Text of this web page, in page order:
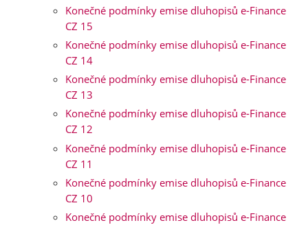
Konečné podmínky emise dluhopisů e-Finance
CZ 15
Konečné podmínky emise dluhopisů e-Finance
CZ 14
Konečné podmínky emise dluhopisů e-Finance
CZ 13
Konečné podmínky emise dluhopisů e-Finance
CZ 12
Konečné podmínky emise dluhopisů e-Finance
CZ 11
Konečné podmínky emise dluhopisů e-Finance
CZ 10
Konečné podmínky emise dluhopisů e-Finance